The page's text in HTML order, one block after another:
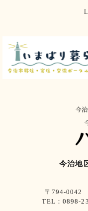
今治地
〒794-0042
TEL：0898-